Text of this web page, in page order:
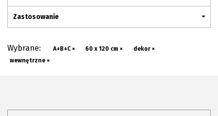
Zastosowanie
Wybrane: A+B+C × 60 x 120 cm ×
dekor ×
wewnętrzne ×